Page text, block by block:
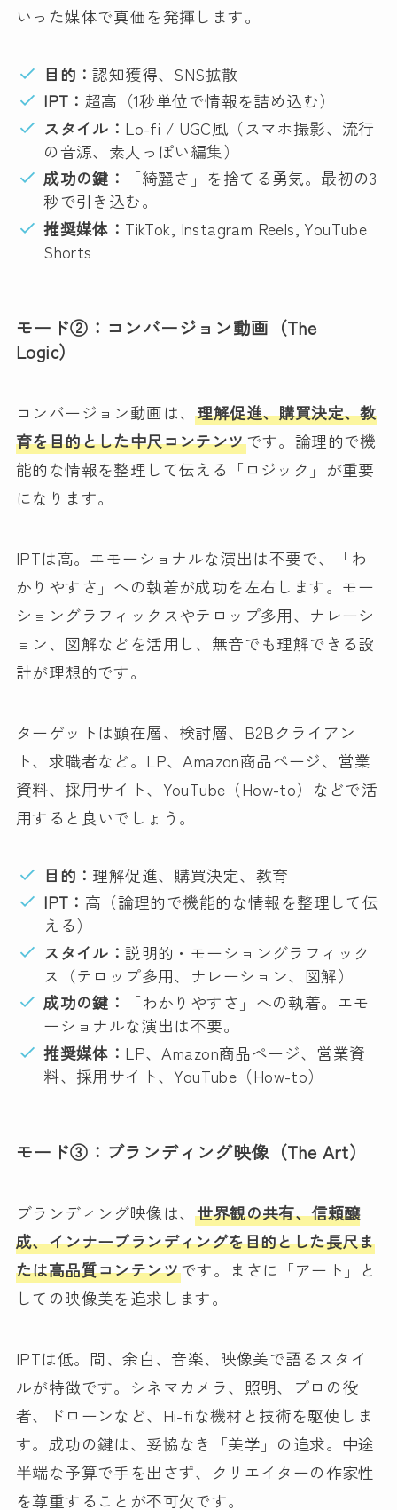
いった媒体で真価を発揮します。
目的：認知獲得、SNS拡散
IPT： 超高（1秒単位で情報を詰め込む）
スタイル： Lo-fi / UGC風（スマホ撮影、流行
の音源、素人っぽい編集）
成功の鍵：
「綺麗さ」を捨てる勇気。最初の3
秒で引き込む。
推奨媒体： TikTok, Instagram Reels, YouTube
Shorts
モード②：コンバージョン動画（The
Logic）
コンバージョン動画は、理解促進、購買決定、教
育を目的とした中尺コンテンツです。論理的で機
能的な情報を整理して伝える「ロジック」が重要
になります。
IPTは高。エモーショナルな演出は不要で、「わ
かりやすさ」への執着が成功を左右します。モー
ショングラフィックスやテロップ多用、ナレーシ
ョン、図解などを活用し、無音でも理解できる設
計が理想的です。
ターゲットは顕在層、検討層、B2Bクライアン
ト、求職者など。LP、Amazon商品ページ、営業
資料、採用サイト、YouTube（How-to）などで活
用すると良いでしょう。
目的：理解促進、購買決定、教育
IPT： 高（論理的で機能的な情報を整理して伝
える）
スタイル：説明的・モーショングラフィック
ス（テロップ多用、ナレーション、図解）
成功の鍵：
「わかりやすさ」への執着。エモ
ーショナルな演出は不要。
推奨媒体： LP、Amazon商品ページ、営業資
料、採用サイト、YouTube（How-to）
モード③：ブランディング映像（The Art）
ブランディング映像は、世界観の共有、信頼醸
成、インナーブランディングを目的とした長尺ま
たは高品質コンテンツです。まさに「アート」と
しての映像美を追求します。
IPTは低。間、余白、音楽、映像美で語るスタイ
ルが特徴です。シネマカメラ、照明、プロの役
者、ドローンなど、Hi-fiな機材と技術を駆使しま
す。成功の鍵は、妥協なき「美学」の追求。中途
半端な予算で手を出さず、クリエイターの作家性
を尊重することが不可欠です。